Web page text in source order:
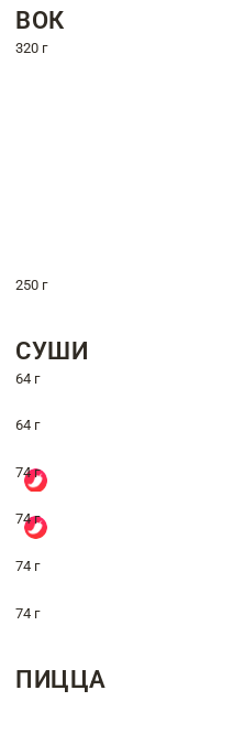
ВОК
320 г
250 г
СУШИ
64 г
64 г
74 г
74 г
74 г
74 г
ПИЦЦА